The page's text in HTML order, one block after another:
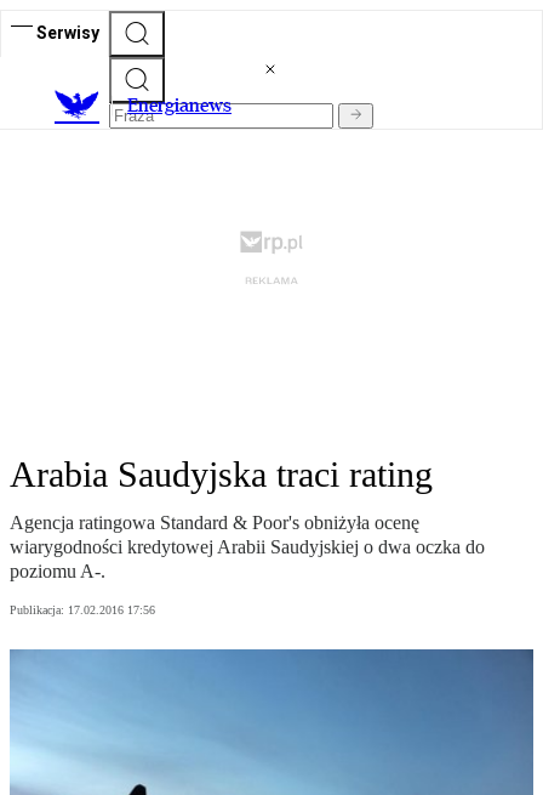
Serwisy
Energianews
Arabia Saudyjska traci rating
Agencja ratingowa Standard & Poor's obniżyła ocenę
wiarygodności kredytowej Arabii Saudyjskiej o dwa oczka do
poziomu A-.
Publikacja: 17.02.2016 17:56